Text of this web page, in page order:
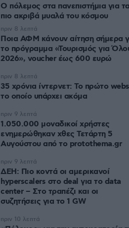
Ο πόλεμος στα πανεπιστήμια για
πιο ακριβά μυαλά του κόσμου
Ποια ΑΦΜ κάνουν αίτηση σήμερα
το πρόγραμμα «Τουρισμός για
2026», voucher έως 600 ευρώ
πριν 8 λεπτά
35 χρόνια ίντερνετ: Το πρώτο
το οποίο υπάρχει ακόμα
πριν 8 λεπτά
1.050.000 μοναδικοί χρήστες
ενημερώθηκαν χθες Τετάρτη 5
Αυγούστου από το protothema.gr
πριν 9 λεπτά
ΔΕΗ: Πιο κοντά οι αμερικανοί
hyperscalers στο deal για το data
center – Στο τραπέζι και οι
συζητήσεις για το 1 GW
πριν 9 λεπτά
πριν 10 λεπτά